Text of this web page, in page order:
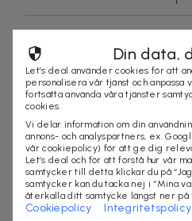
Din data,
Let’s deal använder cookies för att
personalisera vår tjänst och anpassa
fortsätta använda våra tjänster
cookies.
Vi delar information om din
annons- och analyspartners, ex.
vår cookiepolicy) för att ge dig
Let’s deal och för att förstå hur vår
samtycker till detta klickar du på
samtycker kan du tacka nej i “Mina
återkalla ditt samtycke längst ner på
Cookiepolicy Integritetspolicy